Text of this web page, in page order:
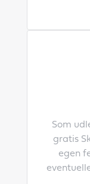
Som
gratis
egen